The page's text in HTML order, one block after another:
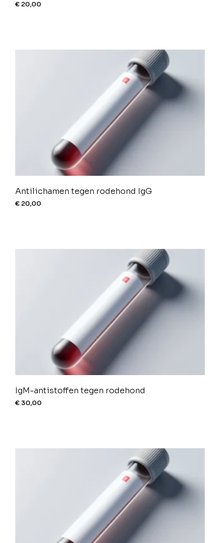
€ 20,00
Antilichamen tegen rodehond IgG
€ 20,00
IgM-antistoffen tegen rodehond
€ 30,00